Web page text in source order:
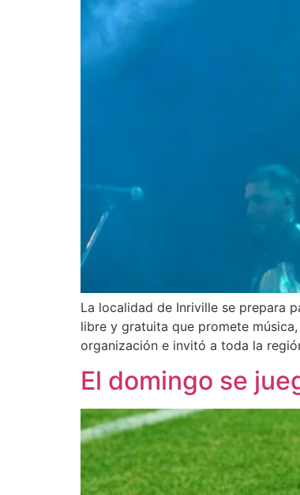
La localidad de Inriville se prepara
libre y gratuita que promete
organización e invitó a toda la
El domingo se